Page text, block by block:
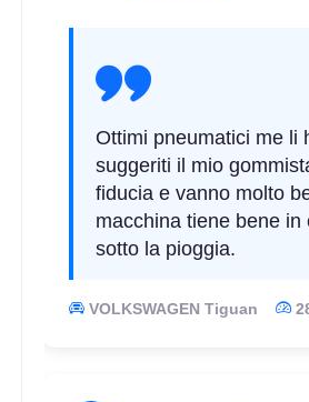
Ottimi pneumatici me li
suggeriti il mio
fiducia e vanno molto
macchina tiene bene in
sotto la pioggia.
VOLKSWAGEN Tiguan